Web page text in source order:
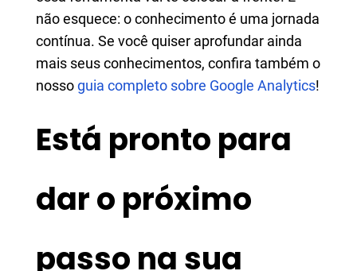
não esquece: o conhecimento é uma jornada
contínua. Se você quiser aprofundar ainda
mais seus conhecimentos, confira também o
nossoguia completo sobre Google Analytics!
Está pronto para
dar o próximo
passo na sua